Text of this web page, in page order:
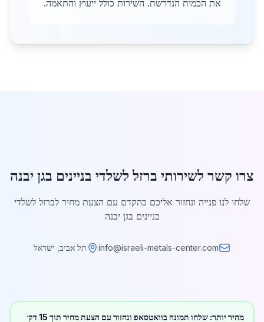
את הכמות הנדרשת. השירות כולל ייעוץ והתאמה.
צרו קשר לשירותי ברזל לשלדי בניינים בגן יבנה
שלחו לנו פנייה ונחזור אליכם בהקדם עם הצעת מחיר לברזל לשלדי
בניינים בגן יבנה
info@israeli-metals-center.com תל אביב, ישראל
מהיר יותר: שלחו תמונה בוואטסאפ ונחזור עם הצעת מחיר תוך 15 דק׳